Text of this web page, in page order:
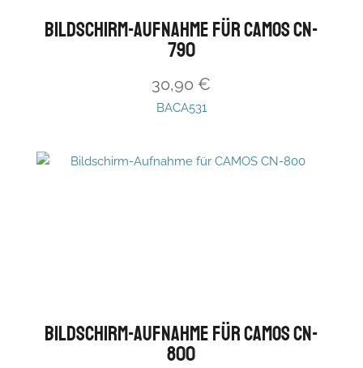
Bildschirm-Aufnahme für CAMOS CN-
790
30,90 €
BACA531
Bildschirm-Aufnahme für CAMOS CN-
800